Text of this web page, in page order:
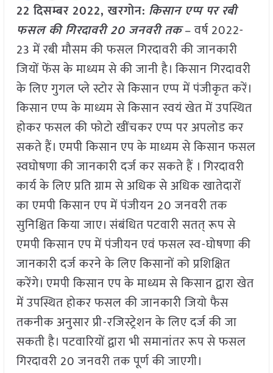
22 दिसम्बर 2022, खरगोन: किसान एप्प पर रबी
फसल की गिरदावरी 20 जनवरी तक– वर्ष 2022-
23 में रबी मौसम की फसल गिरदावरी की जानकारी
जियों फेंस के माध्यम से की जानी है। किसान गिरदावरी
के लिए गुगल प्ले स्टोर से किसान एप्प में पंजीकृत करें।
किसान एप्प के माध्यम से किसान स्वयं खेत में उपस्थित
होकर फसल की फोटो खींचकर एप्प पर अपलोड कर
सकते हैं। एमपी किसान एप के माध्यम से किसान फसल
स्वघोषणा की जानकारी दर्ज कर सकते हैं । गिरदावरी
कार्य के लिए प्रति ग्राम से अधिक से अधिक खातेदारों
का एमपी किसान एप में पंजीयन 20 जनवरी तक
सुनिश्चित किया जाए। संबंधित पटवारी सतत् रूप से
एमपी किसान एप में पंजीयन एवं फसल स्व-घोषणा की
जानकारी दर्ज करने के लिए किसानों को प्रशिक्षित
करेंगे। एमपी किसान एप के माध्यम से किसान द्वारा खेत
में उपस्थित होकर फसल की जानकारी जियो फैस
तकनीक अनुसार प्री-रजिस्ट्रेशन के लिए दर्ज की जा
सकती है। पटवारियों द्वारा भी समानांतर रूप से फसल
गिरदावरी 20 जनवरी तक पूर्ण की जाएगी।